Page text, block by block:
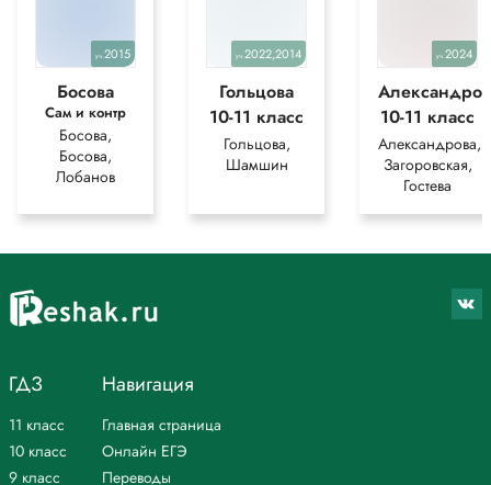
уч.2015
Босова
Сам и контр
Босова,
Босова,
Лобанов
уч.2022,2014
Гольцова
10-11 класс
Гольцова,
Шамшин
уч.2024
10-11 класс
Александрова,
Загоровская,
Гостева
ГДЗ
11 класс
10 класс
9 класс
Навигация
Главная страница
Онлайн ЕГЭ
Переводы